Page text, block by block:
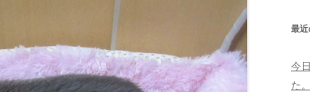
最近
今
た